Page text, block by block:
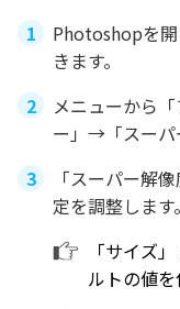
Photoshopを
きます。
メニューから
ー」→「スーパ
「スーパー解
定を調整します。
「サイズ
ルトの値を